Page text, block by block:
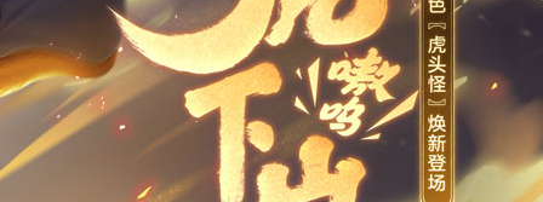
站
官方抖音
藏宝阁
·网易大神